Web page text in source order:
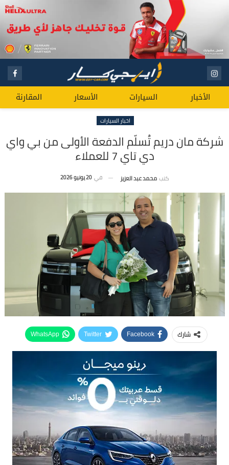
الأخبار السيارات الأسعار المقارنة
اخبار السيارات
شركة مان دريم تُسلّم الدفعة الأولى من بي واي
دي تاي 7 للعملاء
كتب محمد عبد العزيز في 20 يونيو 2026
شارك Facebook
Twitter
WhatsApp